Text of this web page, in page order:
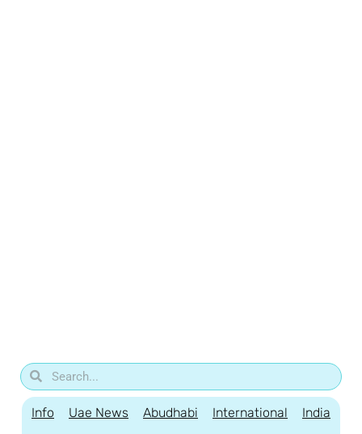
Info Uae News Abudhabi International India